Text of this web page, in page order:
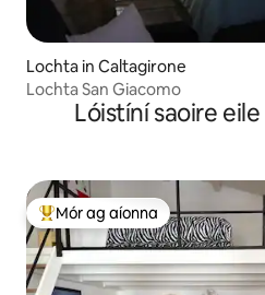
Lochta in Caltagirone
Lochta San Giacomo
Lóistíní saoire
An-mhór ag aíonna
Mór ag aíonna